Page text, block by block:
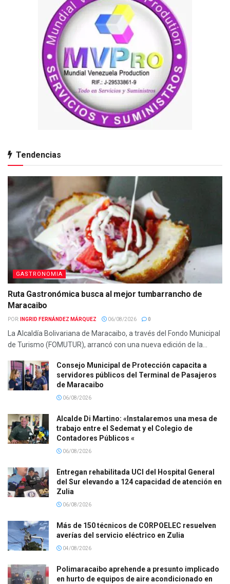
Tendencias
GASTRONOMIA
Ruta Gastronómica busca al mejor tumbarrancho de
Maracaibo
POR: INGRID FERNÁNDEZ MÁRQUEZ 06/08/2026 0
La Alcaldía Bolivariana de Maracaibo, a través del Fondo Municipal
de Turismo (FOMUTUR), arrancó con una nueva edición de la...
Consejo Municipal de Protección capacita a
servidores públicos del Terminal de Pasajeros
de Maracaibo
06/08/2026
Alcalde Di Martino: «Instalaremos una mesa de
trabajo entre el Sedemat y el Colegio de
Contadores Públicos «
06/08/2026
Entregan rehabilitada UCI del Hospital General
del Sur elevando a 124 capacidad de atención en
Zulia
06/08/2026
Más de 150 técnicos de CORPOELEC resuelven
averías del servicio eléctrico en Zulia
04/08/2026
Polimaracaibo aprehende a presunto implicado
en hurto de equipos de aire acondicionado en